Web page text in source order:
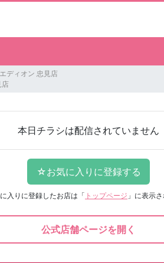
エディオン 忠見店
店
本日チラシは配信されていません
入りに登録したお店は 「 トップページ 」に表示さ
公式店舗ページを開く